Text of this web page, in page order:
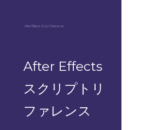
After Effects
スクリプトリ
ファレンス